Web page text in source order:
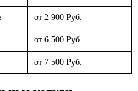
от 2 900 Руб.
от 6 500 Руб.
от 7 500 Руб.